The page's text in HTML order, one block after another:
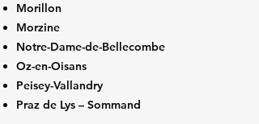
Morillon
Morzine
Notre-Dame-de-Bellecombe
Oz-en-Oisans
Peisey-Vallandry
Praz de Lys – Sommand